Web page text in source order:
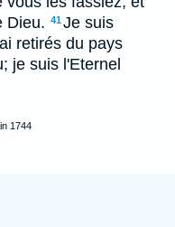
Dieu. 41Je suis
retirés du pays
je suis l'Eternel
1744